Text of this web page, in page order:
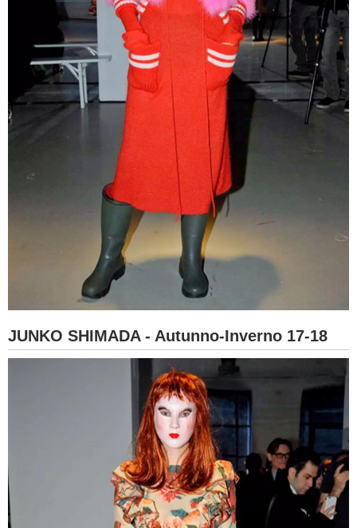
JUNKO SHIMADA - Autunno-Inverno 17-18